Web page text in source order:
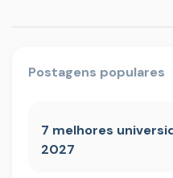
Postagens populares
7 melhores
2027